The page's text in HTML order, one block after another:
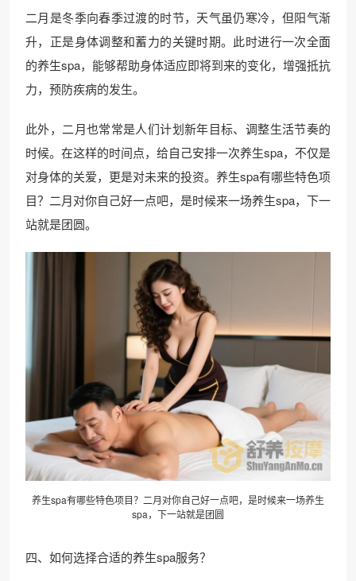
二月是冬季向春季过渡的时节，天气虽仍寒冷，但阳气渐
升，正是身体调整和蓄力的关键时期。此时进行一次全面
的养生spa，能够帮助身体适应即将到来的变化，增强抵抗
力，预防疾病的发生。
此外，二月也常常是人们计划新年目标、调整生活节奏的
时候。在这样的时间点，给自己安排一次养生spa，不仅是
对身体的关爱，更是对未来的投资。养生spa有哪些特色项
目？二月对你自己好一点吧，是时候来一场养生spa，下一
站就是团圆。
养生spa有哪些特色项目？二月对你自己好一点吧，是时候来一场养生
spa，下一站就是团圆
四、如何选择合适的养生spa服务？